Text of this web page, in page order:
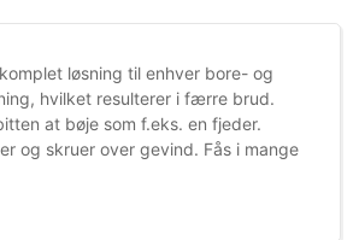
løsning til enhver bore- og
hvilket resulterer i færre brud.
at bøje som f.eks. en fjeder.
og skruer over gevind. Fås i mange